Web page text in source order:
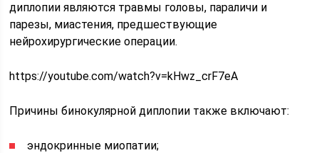
диплопии являются травмы головы, параличи и
парезы, миастения, предшествующие
нейрохирургические операции.
https://youtube.com/watch?v=kHwz_crF7eA
Причины бинокулярной диплопии также включают:
эндокринные миопатии;